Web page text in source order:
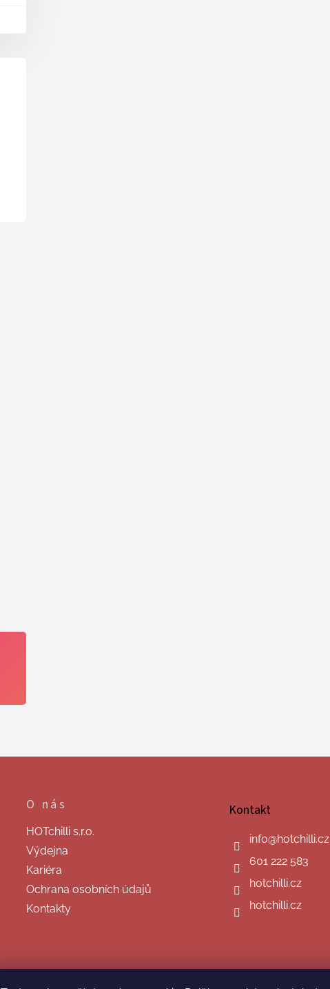
O nás
HOTchilli s.r.o.
Výdejna
Kariéra
Ochrana osobních údajů
Kontakty
Kontakt
info@hotchilli.cz
601 222 583
hotchilli.cz
hotchilli.cz